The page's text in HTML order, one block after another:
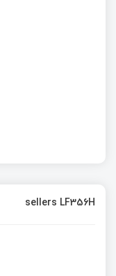
sellers LF356H